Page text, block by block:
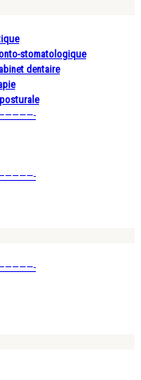
stomatologique
dentaire